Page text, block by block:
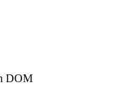
DOM